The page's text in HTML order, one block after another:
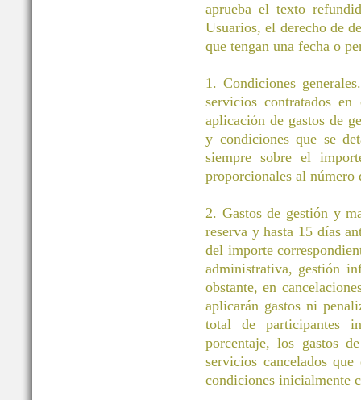
aprueba el texto
Usuarios, el derecho de
que tengan una fecha o
1. Condiciones
servicios contratados
aplicación de gastos de
y condiciones que se
siempre sobre el
proporcionales al número
2. Gastos de gestión y
reserva y hasta 15 días
del importe
administrativa, gestión
obstante, en
aplicarán gastos ni
total de participantes
porcentaje, los gastos
servicios cancelados
condiciones inicialmente